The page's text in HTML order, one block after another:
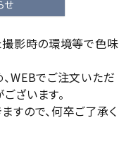
せ
影時の環境等で色味
WEBでご注文いただ
ざいます。
すので、何卒ご了承く